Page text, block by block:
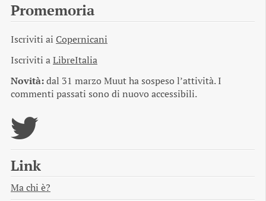
Promemoria
Iscriviti ai Copernicani
Iscriviti aLibreItalia
Novità:dal 31 marzo Muut ha sospeso l’attività. I
commenti passati sono di nuovo accessibili.
Link
Ma chi è?